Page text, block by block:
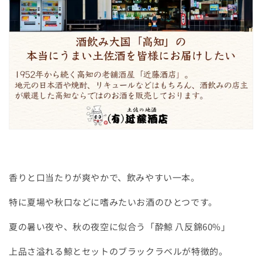
香りと口当たりが爽やかで、飲みやすい一本。
特に夏場や秋口などに嗜みたいお酒のひとつです。
夏の暑い夜や、秋の夜空に似合う「酔鯨 八反錦60%」
上品さ溢れる鯨とセットのブラックラベルが特徴的。